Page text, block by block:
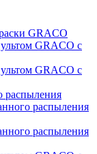
GRACO
GRACO с
GRACO с
распыления
распыления
распыления